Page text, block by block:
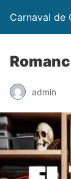
Carnaval de
admin